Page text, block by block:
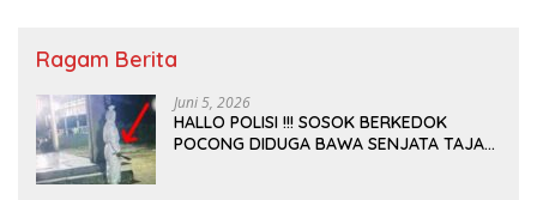
Ragam Berita
Juni 5, 2026
HALLO POLISI !!! SOSOK BERKEDOK
POCONG DIDUGA BAWA SENJATA TAJAM